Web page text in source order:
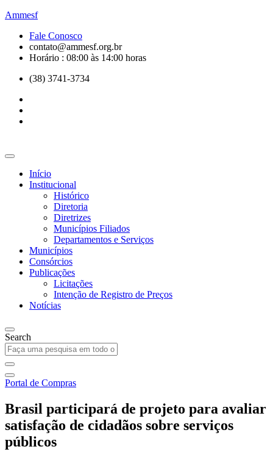
Ammesf
Fale Conosco
contato@ammesf.org.br
Horário : 08:00 às 14:00 horas
(38) 3741-3734
Início
Institucional
Histórico
Diretoria
Diretrizes
Municípios Filiados
Departamentos e Serviços
Municípios
Consórcios
Publicações
Licitações
Intenção de Registro de Preços
Notícias
Search
Portal de Compras
Brasil participará de projeto para avaliar
satisfação de cidadãos sobre serviços
públicos